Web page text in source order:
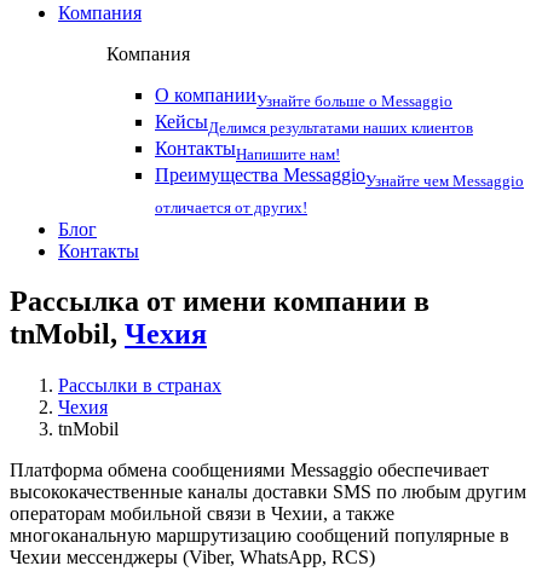
Компания
Компания
О компанииУзнайте больше о Messaggio
КейсыДелимся результатами наших клиентов
КонтактыНапишите нам!
Преимущества MessaggioУзнайте чем Messaggio
отличается от других!
Блог
Контакты
Рассылка от имени компании в
tnMobil, Чехия
Рассылки в странах
Чехия
tnMobil
Платформа обмена сообщениями Messaggio обеспечивает
высококачественные каналы доставки SMS по любым другим
операторам мобильной связи в Чехии, а также
многоканальную маршрутизацию сообщений популярные в
Чехии мессенджеры (Viber, WhatsApp, RCS)